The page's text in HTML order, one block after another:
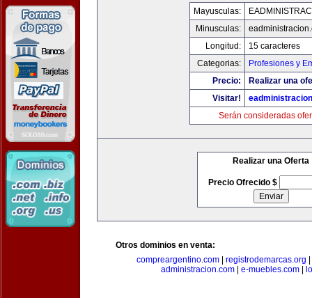
Mayusculas:
Minusculas:
Longitud:
15 caracteres
Categorias:
Profesiones y
Precio:
Realizar una
Visitar!
Serán consideradas
Realizar una Oferta
Precio Ofrecido $
Otros dominios en venta:
compreargentino.com
registrodemarcas.org
administracion.com
e-muebles.com